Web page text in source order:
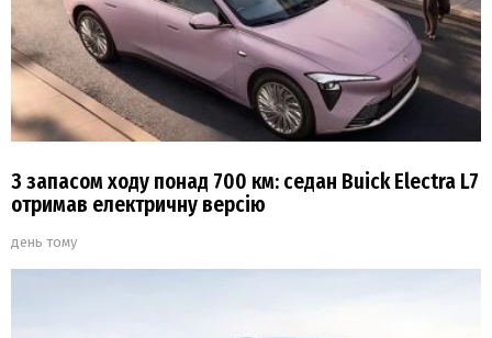
З запасом ходу понад 700 км: седан Buick Electra L7
отримав електричну версію
день тому